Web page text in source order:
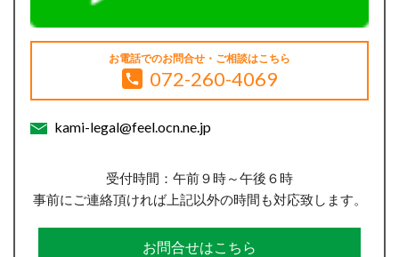
お電話でのお問合せ・ご相談はこちら
072-260-4069
kami-legal@feel.ocn.ne.jp
受付時間：午前９時～午後６時
事前にご連絡頂ければ上記以外の時間も対応致します。
お問合せはこちら